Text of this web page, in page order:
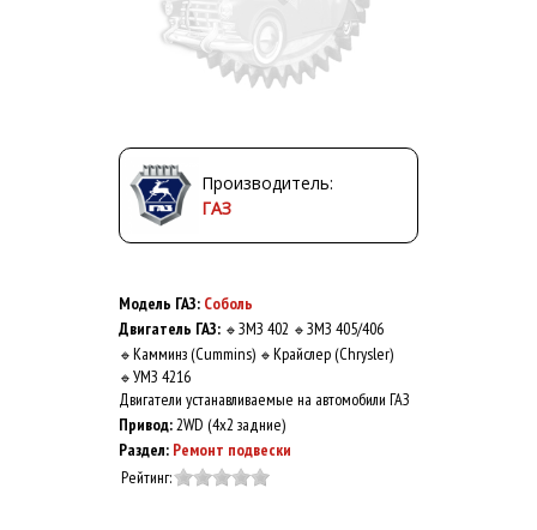
Производитель:
ГАЗ
Модель ГАЗ: Соболь
Двигатель ГАЗ: 🔹 ЗМЗ 402 🔹 ЗМЗ 405/406
🔹 Камминз (Cummins) 🔹 Крайслер (Chrysler)
🔹 УМЗ 4216
Двигатели устанавливаемые на автомобили ГАЗ
Привод:2WD (4x2 задние)
Раздел: Ремонт подвески
Рейтинг: